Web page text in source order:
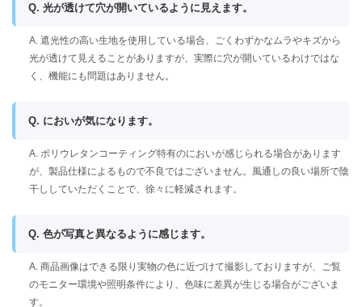
Q. 光が透けて穴が開いているように見えます。
A. 遮光性の高い生地を使用している場合、ごくわずかなムラやキズから
光が透けて見えることがありますが、実際に穴が開いているわけではな
く、機能にも問題はありません。
Q. においが気になります。
A. ポリウレタンコーティング特有のにおいが感じられる場合があります
が、製品仕様によるもので不良ではございません。風通しの良い場所で陰
干ししていただくことで、徐々に軽減されます。
Q. 色が写真と異なるように感じます。
A. 商品画像はできる限り実物の色に近づけて撮影しておりますが、ご覧
のモニター環境や照明条件により、色味に差異が生じる場合がございま
す。